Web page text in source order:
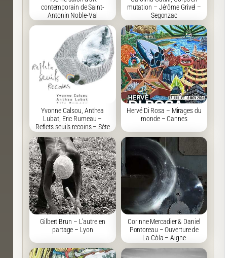
contemporain de Saint-
Antonin Noble-Val
mutation – Jérôme Grivel –
Segonzac
Yvonne Calsou, Anthea
Lubat, Eric Rumeau –
Reflets seuils recoins – Sète
Hervé Di Rosa – Mirages du
monde – Cannes
Gilbert Brun – L’autre en
partage – Lyon
Corinne Mercadier & Daniel
Pontoreau – Ouverture de
La Còla – Aigne